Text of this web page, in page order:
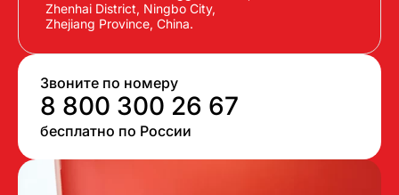
Zhenhai District, Ningbo City,
Zhejiang Province, China.
Звоните по номеру
8 800 300 26 67
бесплатно по России